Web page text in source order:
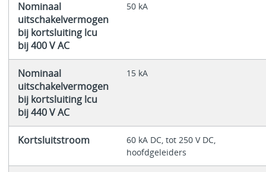
Nominaal
uitschakelvermogen
bij kortsluiting lcu
bij 400 V AC
50 kA
Nominaal
uitschakelvermogen
bij kortsluiting lcu
bij 440 V AC
15 kA
Kortsluitstroom
60 kA DC, tot 250 V DC,
hoofdgeleiders